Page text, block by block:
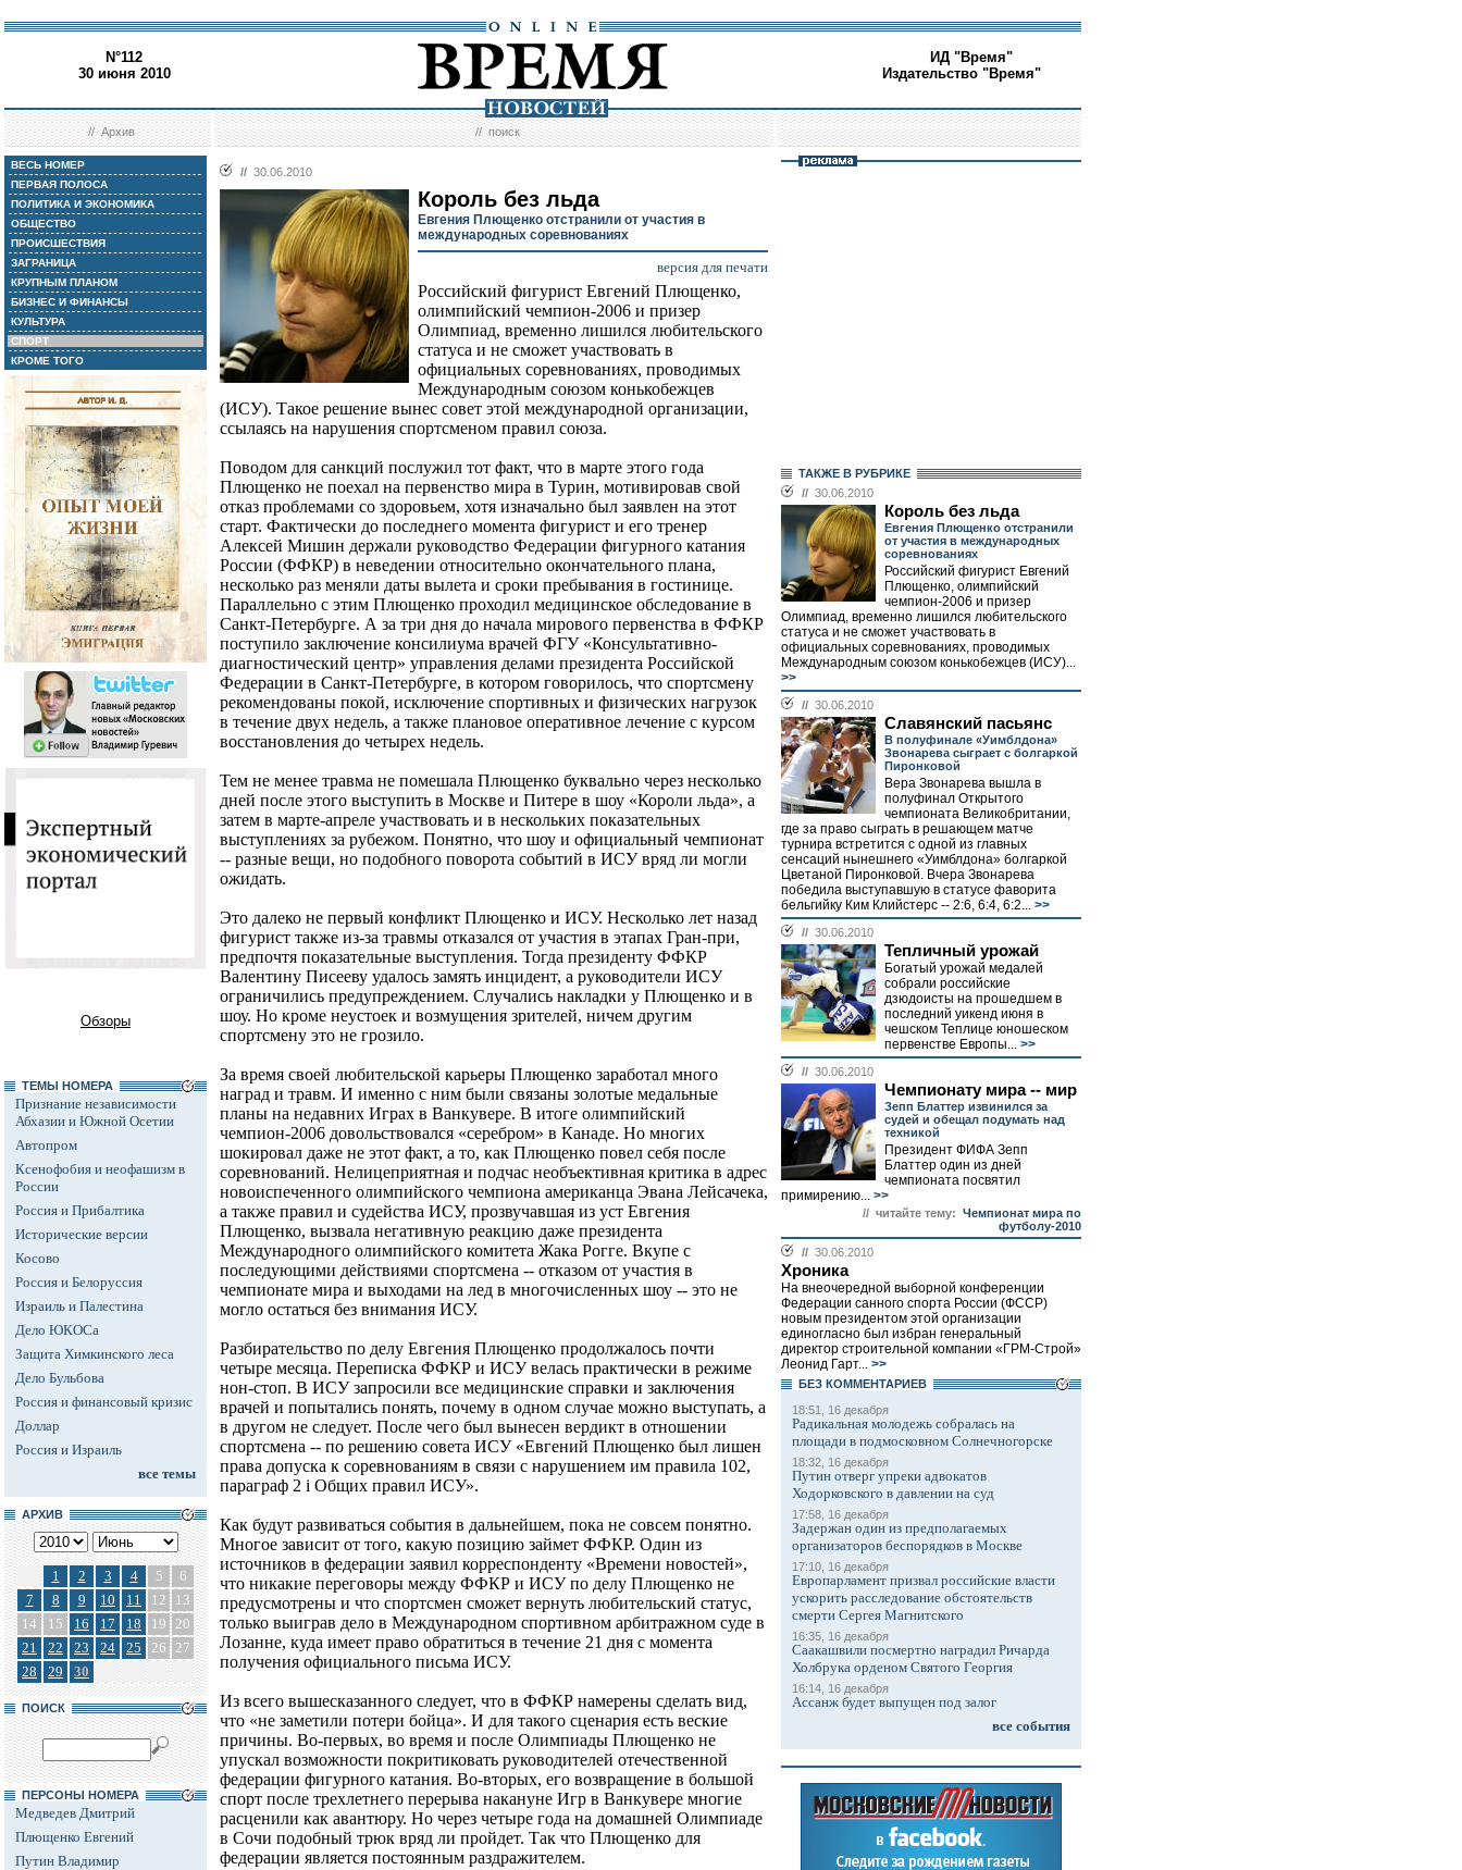
N°112
30 июня 2010
ИД "Время"
Издательство "Время"
//Архив //поиск
ВЕСЬ НОМЕР
ПЕРВАЯ ПОЛОСА
ПОЛИТИКА И ЭКОНОМИКА
ОБЩЕСТВО
ПРОИСШЕСТВИЯ
ЗАГРАНИЦА
КРУПНЫМ ПЛАНОМ
БИЗНЕС И ФИНАНСЫ
КУЛЬТУРА
СПОРТ
КРОМЕ ТОГО
Обзоры
ТЕМЫ НОМЕРА
Признание независимости
Абхазии и Южной Осетии
Автопром
Ксенофобия и неофашизм в
России
Россия и Прибалтика
Исторические версии
Косово
Россия и Белоруссия
Израиль и Палестина
Дело ЮКОСа
Защита Химкинского леса
Дело Бульбова
Россия и финансовый кризис
Доллар
Россия и Израиль
все темы
АРХИВ
1 2 3 4 5
6
7
8 9 10 11 12
13
14
15 16 17 18 19 20
21
22 23 24 25 26 27
28
29 30
ПОИСК
ПЕРСОНЫ НОМЕРА
Медведев Дмитрий
Плющенко Евгений
Путин Владимир
// 30.06.2010
Король без льда
Евгения Плющенко отстранили от участия в
международных соревнованиях
версия для печати
Российский фигурист Евгений Плющенко,
олимпийский чемпион-2006 и призер
Олимпиад, временно лишился любительского
статуса и не сможет участвовать в
официальных соревнованиях, проводимых
Международным союзом конькобежцев
(ИСУ). Такое решение вынес совет этой международной организации,
ссылаясь на нарушения спортсменом правил союза.
Поводом для санкций послужил тот факт, что в марте этого года
Плющенко не поехал на первенство мира в Турин, мотивировав свой
отказ проблемами со здоровьем, хотя изначально был заявлен на этот
старт. Фактически до последнего момента фигурист и его тренер
Алексей Мишин держали руководство Федерации фигурного катания
России (ФФКР) в неведении относительно окончательного плана,
несколько раз меняли даты вылета и сроки пребывания в гостинице.
Параллельно с этим Плющенко проходил медицинское обследование в
Санкт-Петербурге. А за три дня до начала мирового первенства в ФФКР
поступило заключение консилиума врачей ФГУ «Консультативно-
диагностический центр» управления делами президента Российской
Федерации в Санкт-Петербурге, в котором говорилось, что спортсмену
рекомендованы покой, исключение спортивных и физических нагрузок
в течение двух недель, а также плановое оперативное лечение с курсом
восстановления до четырех недель.
Тем не менее травма не помешала Плющенко буквально через несколько
дней после этого выступить в Москве и Питере в шоу «Короли льда», а
затем в марте-апреле участвовать и в нескольких показательных
выступлениях за рубежом. Понятно, что шоу и официальный чемпионат
-- разные вещи, но подобного поворота событий в ИСУ вряд ли могли
ожидать.
Это далеко не первый конфликт Плющенко и ИСУ. Несколько лет назад
фигурист также из-за травмы отказался от участия в этапах Гран-при,
предпочтя показательные выступления. Тогда президенту ФФКР
Валентину Писееву удалось замять инцидент, а руководители ИСУ
ограничились предупреждением. Случались накладки у Плющенко и в
шоу. Но кроме неустоек и возмущения зрителей, ничем другим
спортсмену это не грозило.
За время своей любительской карьеры Плющенко заработал много
наград и травм. И именно с ним были связаны золотые медальные
планы на недавних Играх в Ванкувере. В итоге олимпийский
чемпион-2006 довольствовался «серебром» в Канаде. Но многих
шокировал даже не этот факт, а то, как Плющенко повел себя после
соревнований. Нелицеприятная и подчас необъективная критика в адрес
новоиспеченного олимпийского чемпиона американца Эвана Лейсачека,
а также правил и судейства ИСУ, прозвучавшая из уст Евгения
Плющенко, вызвала негативную реакцию даже президента
Международного олимпийского комитета Жака Рогге. Вкупе с
последующими действиями спортсмена -- отказом от участия в
чемпионате мира и выходами на лед в многочисленных шоу -- это не
могло остаться без внимания ИСУ.
Разбирательство по делу Евгения Плющенко продолжалось почти
четыре месяца. Переписка ФФКР и ИСУ велась практически в режиме
нон-стоп. В ИСУ запросили все медицинские справки и заключения
врачей и попытались понять, почему в одном случае можно выступать, а
в другом не следует. После чего был вынесен вердикт в отношении
спортсмена -- по решению совета ИСУ «Евгений Плющенко был лишен
права допуска к соревнованиям в связи с нарушением им правила 102,
параграф 2 i Общих правил ИСУ».
Как будут развиваться события в дальнейшем, пока не совсем понятно.
Многое зависит от того, какую позицию займет ФФКР. Один из
источников в федерации заявил корреспонденту «Времени новостей»,
что никакие переговоры между ФФКР и ИСУ по делу Плющенко не
предусмотрены и что спортсмен сможет вернуть любительский статус,
только выиграв дело в Международном спортивном арбитражном суде в
Лозанне, куда имеет право обратиться в течение 21 дня с момента
получения официального письма ИСУ.
Из всего вышесказанного следует, что в ФФКР намерены сделать вид,
что «не заметили потери бойца». И для такого сценария есть веские
причины. Во-первых, во время и после Олимпиады Плющенко не
упускал возможности покритиковать руководителей отечественной
федерации фигурного катания. Во-вторых, его возвращение в большой
спорт после трехлетнего перерыва накануне Игр в Ванкувере многие
расценили как авантюру. Но через четыре года на домашней Олимпиаде
в Сочи подобный трюк вряд ли пройдет. Так что Плющенко для
федерации является постоянным раздражителем.
ТАКЖЕ В РУБРИКЕ
// 30.06.2010
Король без льда
Евгения Плющенко отстранили
от участия в международных
соревнованиях
Российский фигурист Евгений
Плющенко, олимпийский
чемпион-2006 и призер
Олимпиад, временно лишился любительского
статуса и не сможет участвовать в
официальных соревнованиях, проводимых
Международным союзом конькобежцев (ИСУ)...
>>
// 30.06.2010
Славянский пасьянс
В полуфинале «Уимблдона»
Звонарева сыграет с болгаркой
Пиронковой
Вера Звонарева вышла в
полуфинал Открытого
чемпионата Великобритании,
где за право сыграть в решающем матче
турнира встретится с одной из главных
сенсаций нынешнего «Уимблдона» болгаркой
Цветаной Пиронковой. Вчера Звонарева
победила выступавшую в статусе фаворита
бельгийку Ким Клийстерс -- 2:6, 6:4, 6:2... >>
// 30.06.2010
Тепличный урожай
Богатый урожай медалей
собрали российские
дзюдоисты на прошедшем в
последний уикенд июня в
чешском Теплице юношеском
первенстве Европы... >>
// 30.06.2010
Чемпионату мира -- мир
Зепп Блаттер извинился за
судей и обещал подумать над
техникой
Президент ФИФА Зепп
Блаттер один из дней
чемпионата посвятил
примирению... >>
// читайте тему: Чемпионат мира по
футболу-2010
// 30.06.2010
Хроника
На внеочередной выборной конференции
Федерации санного спорта России (ФССР)
новым президентом этой организации
единогласно был избран генеральный
директор строительной компании «ГРМ-Строй»
Леонид Гарт... >>
БЕЗ КОМMЕНТАРИЕВ
18:51, 16 декабря
Радикальная молодежь собралась на
площади в подмосковном Солнечногорске
18:32, 16 декабря
Путин отверг упреки адвокатов
Ходорковского в давлении на суд
17:58, 16 декабря
Задержан один из предполагаемых
организаторов беспорядков в Москве
17:10, 16 декабря
Европарламент призвал российские власти
ускорить расследование обстоятельств
смерти Сергея Магнитского
16:35, 16 декабря
Саакашвили посмертно наградил Ричарда
Холбрука орденом Святого Георгия
16:14, 16 декабря
Ассанж будет выпущен под залог
все события